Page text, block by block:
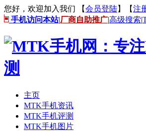
您好，欢迎加入我们 【会员登陆】【注
手机访问本站|厂商自助推广|高级搜索|
主页
MTK手机资讯
MTK手机评测
MTK手机图片